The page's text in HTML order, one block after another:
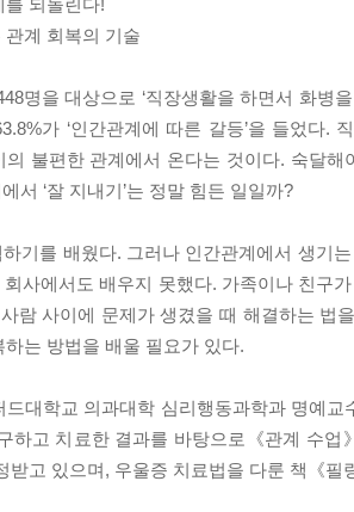
를 되돌린다!
계 회복의 기술
명을 대상으로 ‘직장생활을 하면서 화병
가 ‘인간관계에 따른 갈등’을 들었다.
의 불편한 관계에서 온다는 것이다. 숙달
서 ‘잘 지내기’는 정말 힘든 일일까?
기를 배웠다. 그러나 인간관계에서 생기
사에서도 배우지 못했다. 가족이나 친구
람 사이에 문제가 생겼을 때 해결하는 법
는 방법을 배울 필요가 있다.
대학교 의과대학 심리행동과학과 명예
하고 치료한 결과를 바탕으로《관계 수
받고 있으며, 우울증 치료법을 다룬 책《